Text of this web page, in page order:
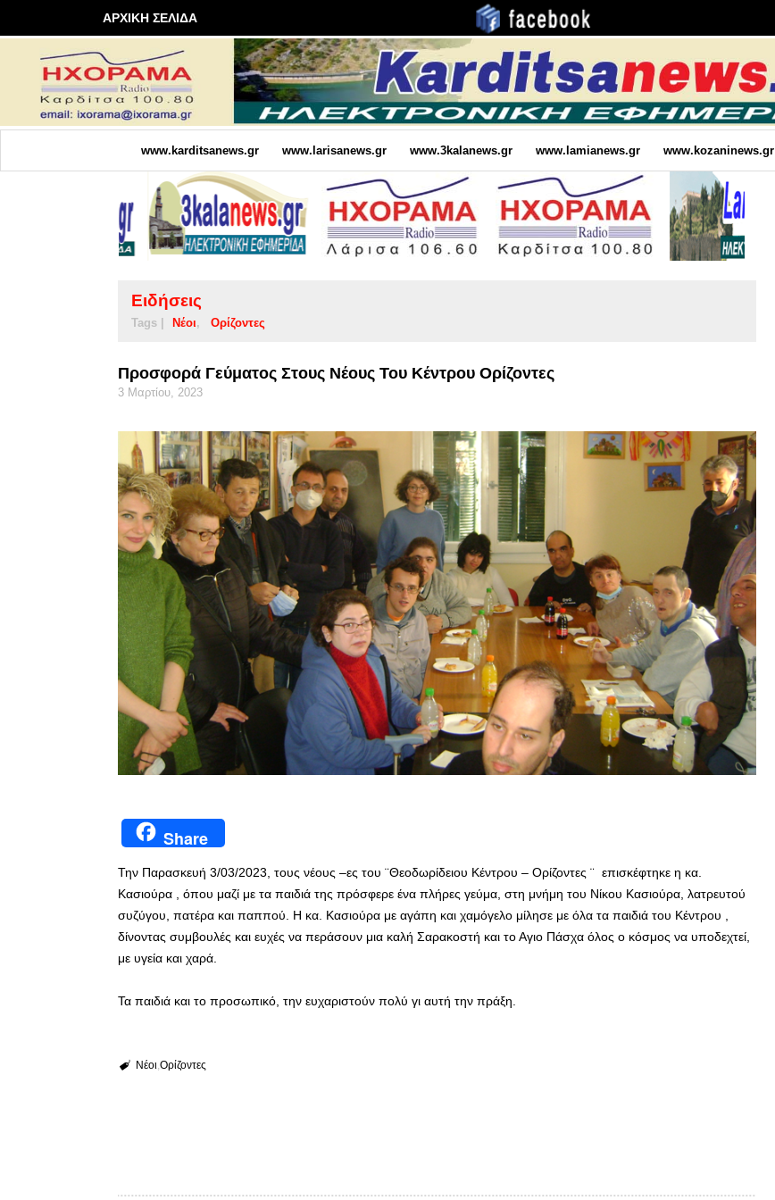
ΑΡΧΙΚΗ ΣΕΛΙΔΑ
www.karditsanews.gr www.larisanews.gr www.3kalanews.gr www.lamianews.gr www.kozaninews.gr
Ειδήσεις
Tags | Νέοι Ορίζοντες
Προσφορά Γεύματος Στους Νέους Του Κέντρου Ορίζοντες
3 Μαρτίου, 2023
Share
Την Παρασκευή 3/03/2023, τους νέους –ες του ¨Θεοδωρίδειου Κέντρου – Ορίζοντες ¨ επισκέφτηκε η κα.
Κασιούρα , όπου μαζί με τα παιδιά της πρόσφερε ένα πλήρες γεύμα, στη μνήμη του Νίκου Κασιούρα, λατρευτού
συζύγου, πατέρα και παππού. Η κα. Κασιούρα με αγάπη και χαμόγελο μίλησε με όλα τα παιδιά του Κέντρου ,
δίνοντας συμβουλές και ευχές να περάσουν μια καλή Σαρακοστή και το Αγιο Πάσχα όλος ο κόσμος να υποδεχτεί,
με υγεία και χαρά.
Τα παιδιά και το προσωπικό, την ευχαριστούν πολύ γι αυτή την πράξη.
Νέοι Ορίζοντες